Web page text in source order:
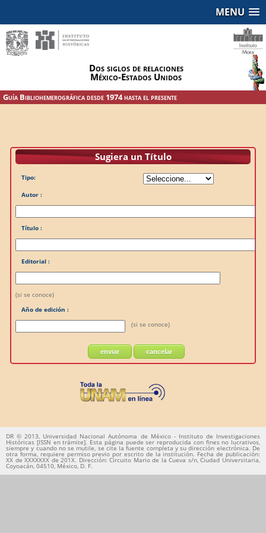
MENU
Dos siglos de relaciones
México-Estados Unidos
Guía Bibliohemerográfica desde 1974 hasta el presente
Sugiera un Título
Tipo:
Autor :
Título :
Editorial :
(si se conoce)
Año de edición :
(si se conoce)
DR © 2013, Universidad Nacional Autónoma de México - Instituto de Investigaciones
Históricas [ISSN en trámite]. Esta página puede ser reproducida con fines no lucrativos,
siempre y cuando no se mutile, se cite la fuente completa y su dirección electrónica. De
otra forma, requiere permiso previo por escrito de la institución. Fecha de publicación:
XX de XXXXXXX de 201X. Dirección: Circuito Mario de la Cueva s/n, Ciudad Universitaria,
Coyoacán, 04510, México, D. F.